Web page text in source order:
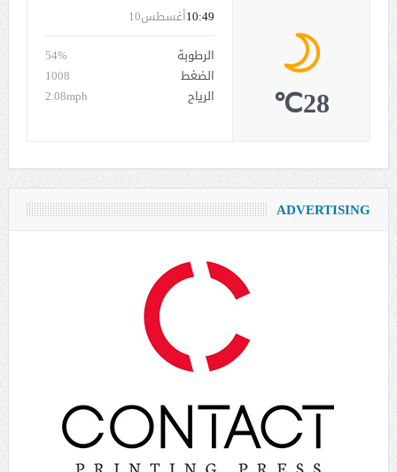
أغسطس1010:49
الرطوبة
54%
الضغط
1008
الرياح
2.08mph 28℃
ADVERTISING